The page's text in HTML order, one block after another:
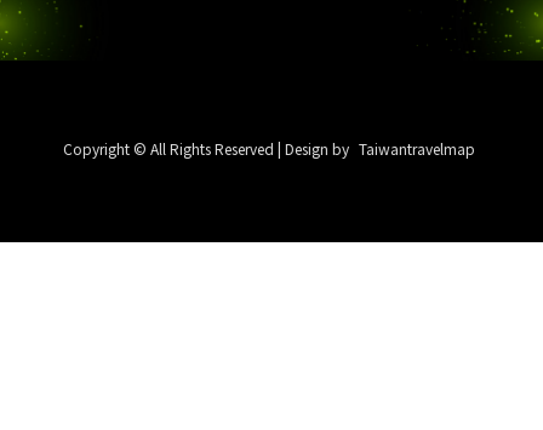
Copyright © All Rights Reserved | Design by Taiwantravelmap